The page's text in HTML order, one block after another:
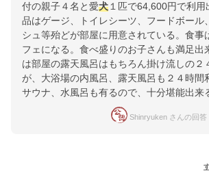
付の親子４名と愛犬 １匹で64,600円で利用
品はゲージ、トイレシーツ、フードボール
シュ等殆どが部屋に用意されている。食事
フェになる。食べ盛りのお子さんも満足出
は部屋の露天風呂はもちろん掛け流しの２
が、大浴場の内風呂、露天風呂も２４時間
サウナ、水風呂も有るので、十分堪能出来
Shinryuken さんの回答